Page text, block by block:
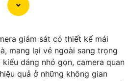
nhận diện và phân biệt chi tiết
giám sát có thiết kế mái
mang lại vẻ ngoài sang trọng
dáng nhỏ gọn, camera quan
quả ở những không gian